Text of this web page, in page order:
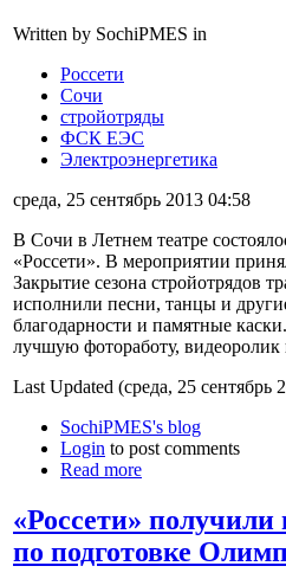
Written by SochiPMES in
Россети
Сочи
стройотряды
ФСК ЕЭС
Электроэнергетика
среда, 25 сентябрь 2013 04:58
В Сочи в Летнем театре
«Россети». В мероприятии
Закрытие сезона стройотрядов
исполнили песни, танцы и
благодарности и памятные
лучшую фотоработу, видеоролик
Last Updated (среда, 25 сентябрь
SochiPMES's blog
Login to post comments
Read more
«Россети»
по подготовке